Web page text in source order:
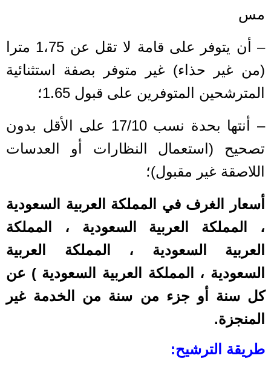
مس
– أن يتوفر على قامة لا تقل عن 1،75 مترا
(من غير حذاء) غير متوفر بصفة استثنائية
المترشحين المتوفرين على قبول 1.65؛
– أنتها بحدة نسب 17/10 على الأقل بدون
تصحيح (استعمال النظارات أو العدسات
اللاصقة غير مقبول)؛
أسعار الغرف في المملكة العربية السعودية
، المملكة العربية السعودية ، المملكة
العربية السعودية ، المملكة العربية
السعودية ، المملكة العربية السعودية ) عن
كل سنة أو جزء من سنة من الخدمة غير
المنجزة.
طريقة الترشيح: